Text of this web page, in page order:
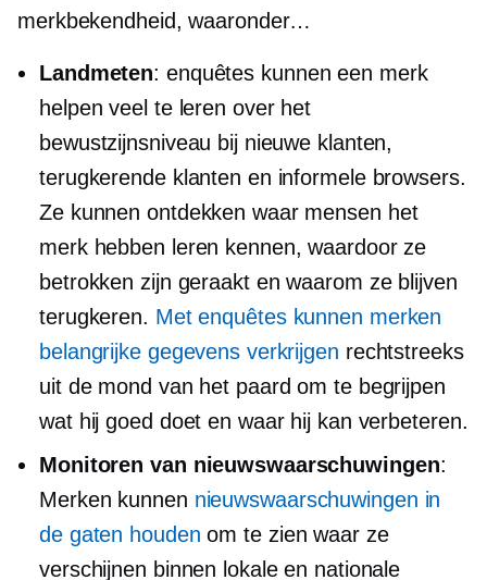
merkbekendheid, waaronder…
Landmeten: enquêtes kunnen een merk
helpen veel te leren over het
bewustzijnsniveau bij nieuwe klanten,
terugkerende klanten en informele browsers.
Ze kunnen ontdekken waar mensen het
merk hebben leren kennen, waardoor ze
betrokken zijn geraakt en waarom ze blijven
terugkeren. Met enquêtes kunnen merken
belangrijke gegevens verkrijgen rechtstreeks
uit de mond van het paard om te begrijpen
wat hij goed doet en waar hij kan verbeteren.
Monitoren van nieuwswaarschuwingen:
Merken kunnen nieuwswaarschuwingen in
de gaten houden om te zien waar ze
verschijnen binnen lokale en nationale